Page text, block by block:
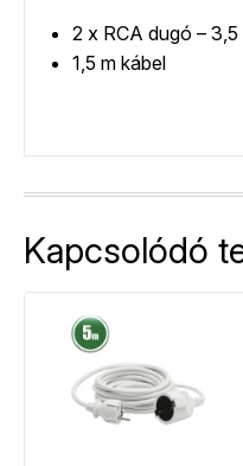
2 x RCA dugó –
1,5 m kábel
Kapcsolódó